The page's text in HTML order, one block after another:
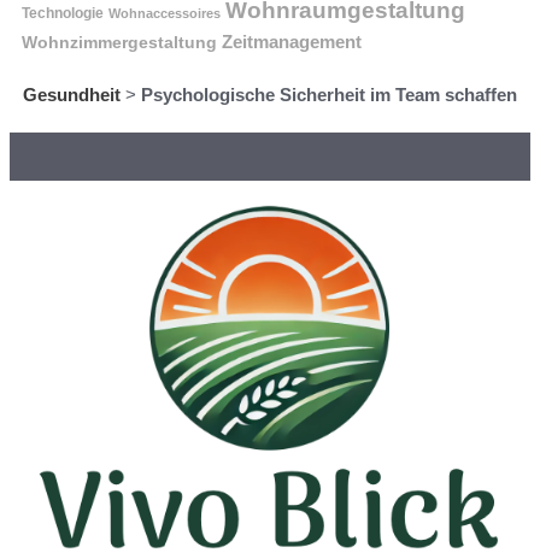
Technologie Wohnaccessoires Wohnraumgestaltung
Wohnzimmergestaltung Zeitmanagement
Gesundheit > Psychologische Sicherheit im Team schaffen